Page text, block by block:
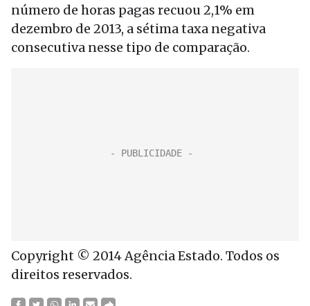
número de horas pagas recuou 2,1% em
dezembro de 2013, a sétima taxa negativa
consecutiva nesse tipo de comparação.
Copyright © 2014 Agência Estado. Todos os
direitos reservados.